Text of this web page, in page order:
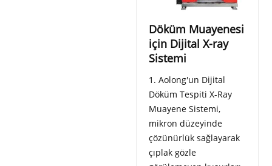
Döküm Muayenesi
için Dijital X-ray
Sistemi
1. Aolong'un Dijital
Döküm Tespiti X-Ray
Muayene Sistemi,
mikron düzeyinde
çözünürlük sağlayarak
çıplak gözle